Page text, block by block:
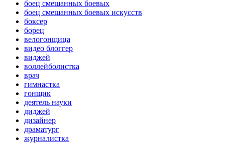
боец смешанных боевых
боец смешанных боевых искусств
боксер
борец
велогонщица
видео блоггер
виджей
воллейболистка
врач
гимнастка
гонщик
деятель науки
диджей
дизайнер
драматург
журналистка